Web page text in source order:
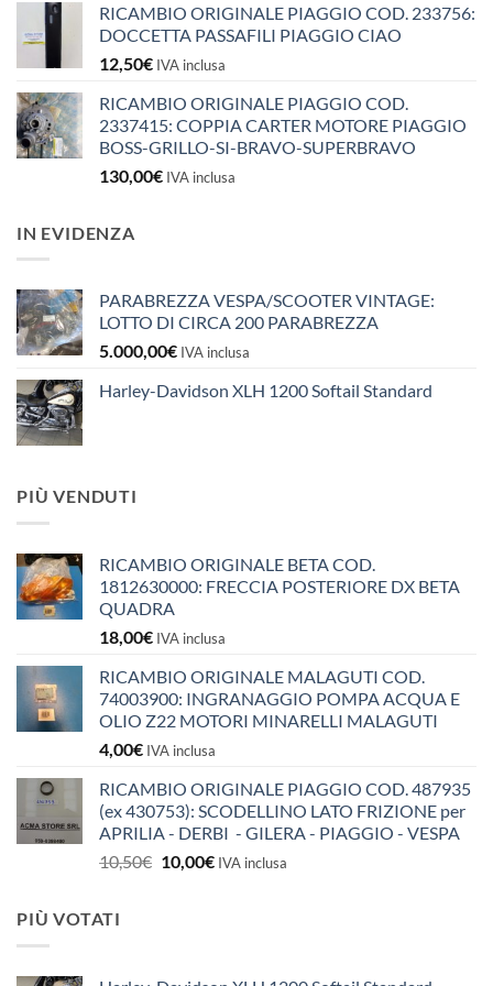
RICAMBIO ORIGINALE PIAGGIO COD. 233756:
DOCCETTA PASSAFILI PIAGGIO CIAO
12,50€ IVA inclusa
RICAMBIO ORIGINALE PIAGGIO COD.
2337415: COPPIA CARTER MOTORE PIAGGIO
BOSS-GRILLO-SI-BRAVO-SUPERBRAVO
130,00€ IVA inclusa
IN EVIDENZA
PARABREZZA VESPA/SCOOTER VINTAGE:
LOTTO DI CIRCA 200 PARABREZZA
5.000,00€ IVA inclusa
Harley-Davidson XLH 1200 Softail Standard
PIÙ VENDUTI
RICAMBIO ORIGINALE BETA COD.
1812630000: FRECCIA POSTERIORE DX BETA
QUADRA
18,00€ IVA inclusa
RICAMBIO ORIGINALE MALAGUTI COD.
74003900: INGRANAGGIO POMPA ACQUA E
OLIO Z22 MOTORI MINARELLI MALAGUTI
4,00€ IVA inclusa
RICAMBIO ORIGINALE PIAGGIO COD. 487935
(ex 430753): SCODELLINO LATO FRIZIONE per
APRILIA - DERBI - GILERA - PIAGGIO - VESPA
10,50€ Il
10,00€IlIVA inclusa
PIÙ VOTATI